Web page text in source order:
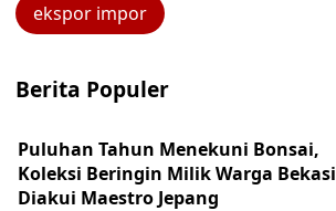
ekspor impor
Berita Populer
Puluhan Tahun Menekuni Bonsai,
Koleksi Beringin Milik Warga Bekasi
Diakui Maestro Jepang